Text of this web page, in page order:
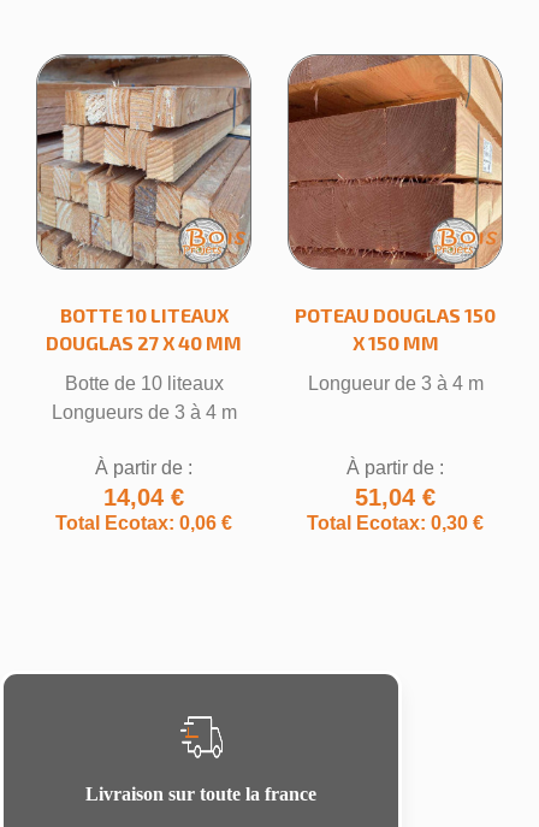
BOTTE 10 LITEAUX
DOUGLAS 27 X 40 MM
Botte de 10 liteaux
Longueurs de 3 à 4 m
À partir de :
14,04 €
Total Ecotax: 0,06 €
POTEAU DOUGLAS 150
X 150 MM
Longueur de 3 à 4 m
À partir de :
51,04 €
Total Ecotax: 0,30 €
Livraison sur toute la france